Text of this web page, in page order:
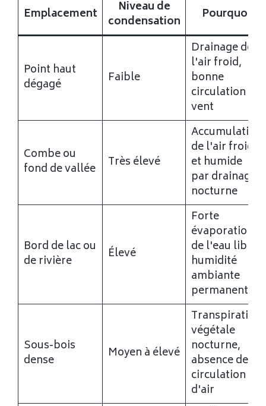
Emplacement
Niveau de
condensation
Pourquoi
Point haut
dégagé
Faible
Drainage de
l'air froid,
bonne
circulation du
vent
Combe ou
fond de vallée
Très élevé
Accumulation
de l'air froid
et humide
par drainage
nocturne
Bord de lac ou
de rivière
Élevé
Forte
évaporation
de l'eau libre,
humidité
ambiante
permanente
Sous-bois
dense
Moyen à élevé
Transpiration
végétale
nocturne,
absence de
circulation
d'air